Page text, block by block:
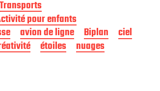
Transports
pour enfants
avion de ligne Biplan
ciel
étoiles
nuages